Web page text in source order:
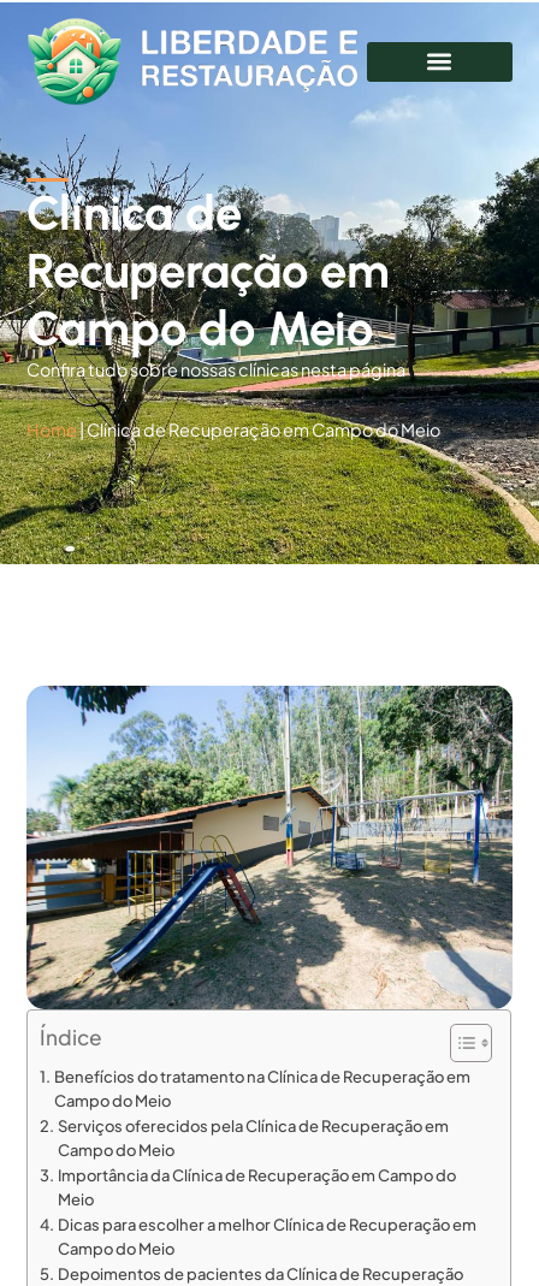
Clínica de
Recuperação em
Campo do Meio
Confira tudo sobre nossas clínicas nesta página
Home|Clínica de Recuperação em Campo do Meio
Índice
Benefícios do tratamento na Clínica de Recuperação em
Campo do Meio
Serviços oferecidos pela Clínica de Recuperação em
Campo do Meio
Importância da Clínica de Recuperação em Campo do
Meio
Dicas para escolher a melhor Clínica de Recuperação em
Campo do Meio
Depoimentos de pacientes da Clínica de Recuperação